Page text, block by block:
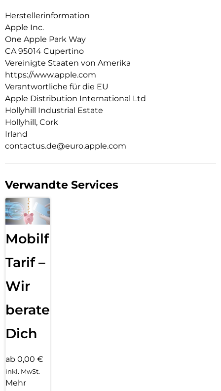
Herstellerinformation
Apple Inc.
One Apple Park Way
CA 95014 Cupertino
Vereinigte Staaten von Amerika
https://www.apple.com
Verantwortliche für die EU
Apple Distribution International Ltd
Hollyhill Industrial Estate
Hollyhill, Cork
Irland
contactus.de@euro.apple.com
Verwandte Services
Mobilfunk
Tarif –
Wir
beraten
Dich
ab 0,00 €
inkl. MwSt.
Mehr